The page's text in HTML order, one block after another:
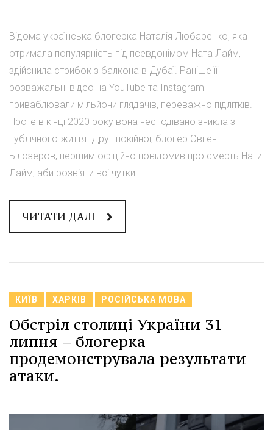
Відома українська блогерка Наталія Любаренко, яка
отримала популярність під псевдонімом Ната Лайм,
здійснила стрибок з балкона в Дубаї. Раніше її
розважальні відео на YouTube та Instagram
приваблювали мільйони глядачів, переважно підлітків.
Проте в кінці 2020 року вона несподівано зникла з
публічного життя. Друг покійної, блогер Євген
Білозеров, першим офіційно повідомив про смерть Нати
Лайм, аби розвіяти всі чутки...
ЧИТАТИ ДАЛІ
КИЇВ ХАРКІВ РОСІЙСЬКА МОВА
Обстріл столиці України 31
липня – блогерка
продемонструвала результати
атаки.